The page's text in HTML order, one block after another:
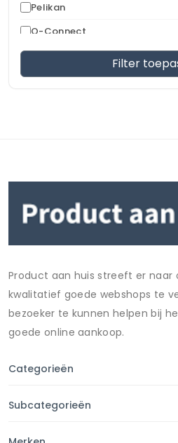
Pelikan
Q-Connect
Share
Stabilo
Filter
Product aan huis streeft er naar
kwalitatief goede webshops te
bezoeker te kunnen helpen bij
goede online aankoop.
Categorieën
Subcategorieën